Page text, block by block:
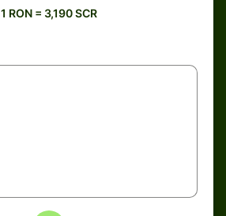
1 RON = 3,190 SCR